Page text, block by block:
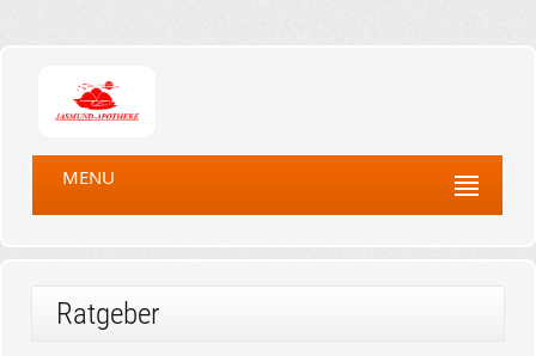
MENU
Ratgeber